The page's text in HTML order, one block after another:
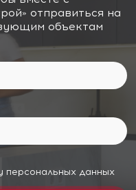
отправиться на
объектам
персональных данных